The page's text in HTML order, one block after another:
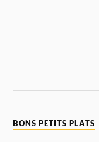
BONS PETITS PLATS